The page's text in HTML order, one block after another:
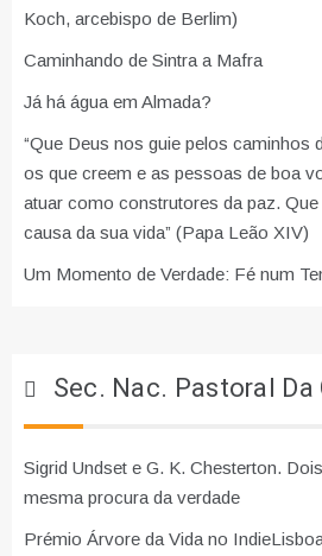
Koch, arcebispo de Berlim)
Caminhando de Sintra a Mafra
Já há água em Almada?
“Que Deus nos guie pelos caminhos
os que creem e as pessoas de boa
atuar como construtores da paz.
causa da sua vida” (Papa Leão XIV)
Um Momento de Verdade: Fé num
Sec. Nac. Pastoral Da
Sigrid Undset e G. K. Chesterton.
mesma procura da verdade
Prémio Árvore da Vida no